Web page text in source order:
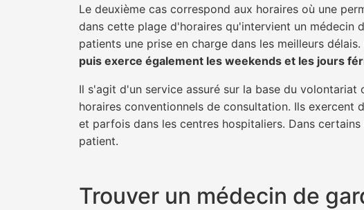
Le deuxième cas correspond aux horaires où une
dans cette plage d'horaires qu'intervient un médecin
patients une prise en charge dans les meilleurs
puis exerce également les weekends et les jours
Il s'agit d'un service assuré sur la base du
horaires conventionnels de consultation. Ils exercent
et parfois dans les centres hospitaliers. Dans
patient.
Trouver un médecin de